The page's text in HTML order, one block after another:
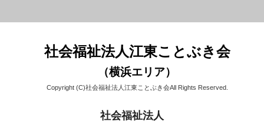
社会福祉法人江東ことぶき会
（横浜エリア）
Copyright (C)社会福祉法人江東ことぶき会All Rights Reserved.
社会福祉法人